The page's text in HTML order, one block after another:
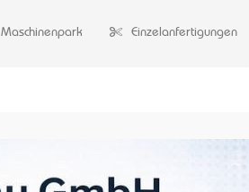
Maschinenpark Einzelanfertigungen